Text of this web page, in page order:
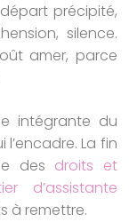
précipité,
silence.
amer, parce
intégrante du
La fin
des droits et
d’assistante
à remettre.